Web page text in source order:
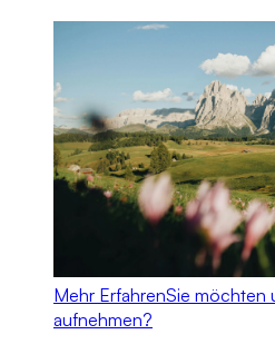
Mehr ErfahrenSie möchten
aufnehmen?